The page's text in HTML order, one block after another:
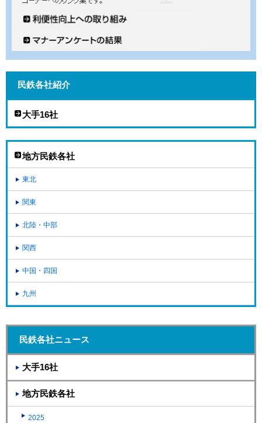
民鉄各社紹介
大手16社
地方民鉄各社
東北
関東
北陸・中部
関西
中国・四国
九州
民鉄各社ニュース
大手16社
地方民鉄各社
2025